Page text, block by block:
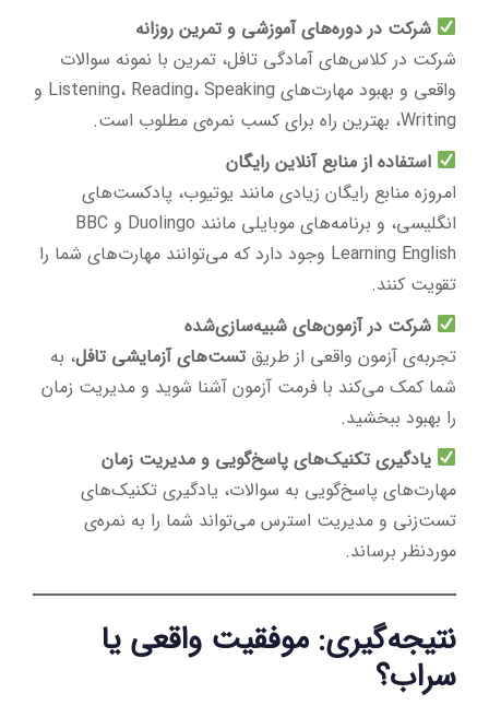
شرکت در دوره‌های آموزشی و تمرین روزانه
شرکت در کلاس‌های آمادگی تافل، تمرین با نمونه سوالات
واقعی و بهبود مهارت‌های Listening، Reading، Speaking و
Writing، بهترین راه برای کسب نمره‌ی مطلوب است.
استفاده از منابع آنلاین رایگان
امروزه منابع رایگان زیادی مانند یوتیوب، پادکست‌های
انگلیسی، و برنامه‌های موبایلی مانند Duolingo و BBC
Learning English وجود دارد که می‌توانند مهارت‌های شما را
تقویت کنند.
شرکت در آزمون‌های شبیه‌سازی‌شده
تجربه‌ی آزمون واقعی از طریق تست‌های آزمایشی تافل، به
شما کمک می‌کند با فرمت آزمون آشنا شوید و مدیریت زمان
را بهبود ببخشید.
یادگیری تکنیک‌های پاسخ‌گویی و مدیریت زمان
مهارت‌های پاسخ‌گویی به سوالات، یادگیری تکنیک‌های
تست‌زنی و مدیریت استرس می‌تواند شما را به نمره‌ی
موردنظر برساند.
نتیجه‌گیری: موفقیت واقعی یا
سراب؟